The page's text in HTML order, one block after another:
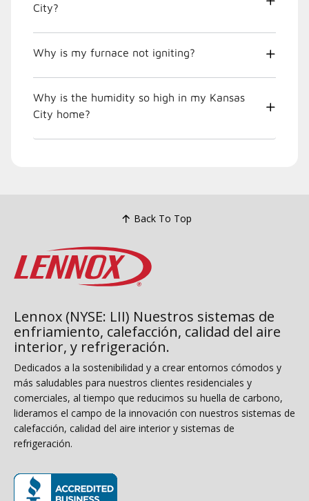
City?
Why is my furnace not igniting?
Why is the humidity so high in my Kansas
City home?
Back To Top
Lennox (NYSE: LII) Nuestros sistemas de
enfriamiento, calefacción, calidad del aire
interior, y refrigeración.
Dedicados a la sostenibilidad y a crear entornos cómodos y
más saludables para nuestros clientes residenciales y
comerciales, al tiempo que reducimos su huella de carbono,
lideramos el campo de la innovación con nuestros sistemas de
calefacción, calidad del aire interior y sistemas de
refrigeración.